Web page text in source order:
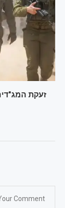
זעקת